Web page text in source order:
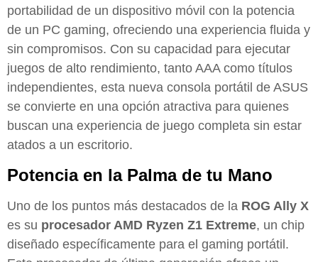
portabilidad de un dispositivo móvil con la potencia
de un PC gaming, ofreciendo una experiencia fluida y
sin compromisos. Con su capacidad para ejecutar
juegos de alto rendimiento, tanto AAA como títulos
independientes, esta nueva consola portátil de ASUS
se convierte en una opción atractiva para quienes
buscan una experiencia de juego completa sin estar
atados a un escritorio.
Potencia en la Palma de tu Mano
Uno de los puntos más destacados de la ROG Ally X
es su procesador AMD Ryzen Z1 Extreme, un chip
diseñado específicamente para el gaming portátil.